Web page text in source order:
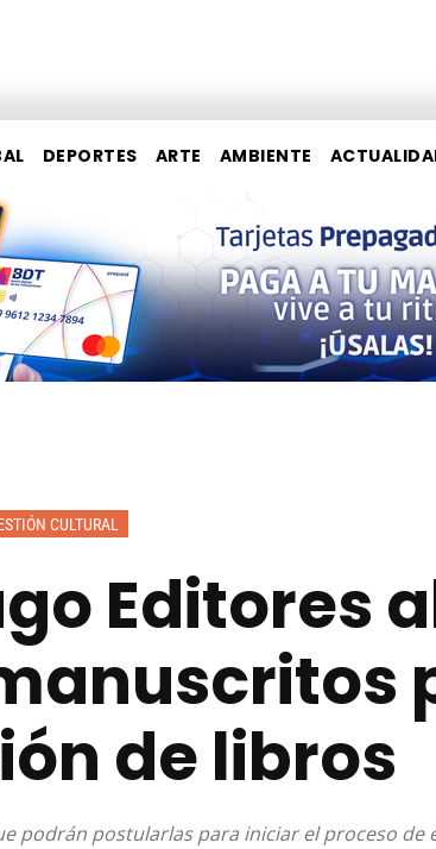
DEPORTES ARTE AMBIENTE
CULTURAL
Editores
de libros
podrán postularlas para iniciar el proceso de